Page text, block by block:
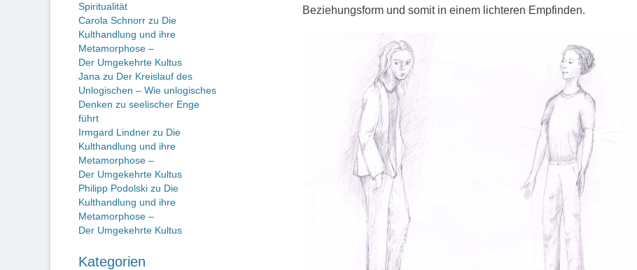
Beziehungsform und somit in einem lichteren Empfinden.
Spiritualität
Carola Schnorr zu Die
Kulthandlung und ihre
Metamorphose –
Der Umgekehrte Kultus
Jana zu Der Kreislauf des
Unlogischen – Wie unlogisches
Denken zu seelischer Enge
führt
Irmgard Lindner zu Die
Kulthandlung und ihre
Metamorphose –
Der Umgekehrte Kultus
Philipp Podolski zu Die
Kulthandlung und ihre
Metamorphose –
Der Umgekehrte Kultus
Kategorien